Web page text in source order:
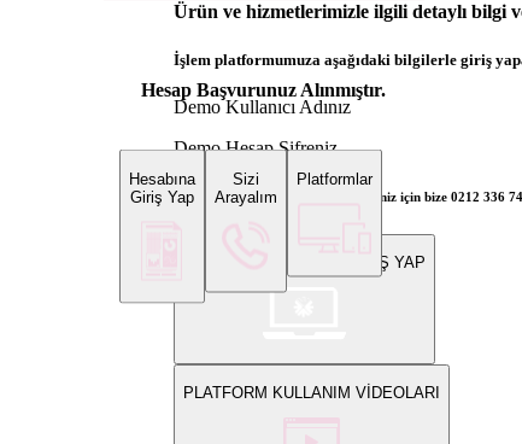
Hesap Başvurunuz Alınmıştır.
Hesabına
Giriş Yap
Sizi
Arayalım
Platformlar
Ürün ve hizmetlerimizle ilgili detaylı bilgi
İşlem platformumuza aşağıdaki bilgilerle giriş
Demo Kullanıcı Adınız
Demo Hesap Şifreniz
Bilgi ve gerçek hesap açılış talepleriniz için bize 0212 336
WEB PLATFORMUNA GİRİŞ YAP
PLATFORM KULLANIM VİDEOLARI